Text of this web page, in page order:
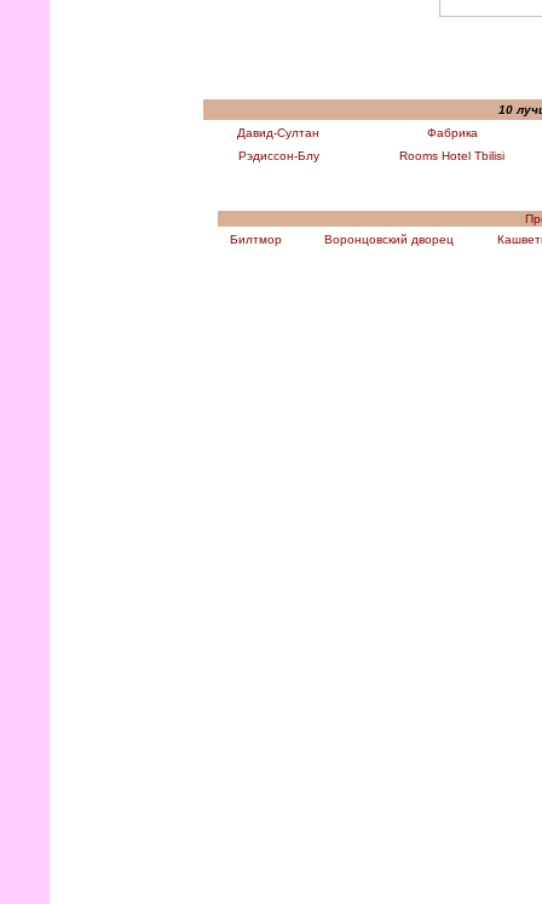
10
Давид-Султан
Фабрика
Рэдиссон-Блу
Rooms Hotel Tbilisi
Билтмор
Воронцовский дворец